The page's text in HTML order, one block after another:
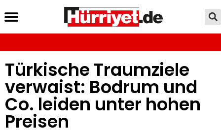
Türkische Traumziele
verwaist: Bodrum und
Co. leiden unter hohen
Preisen